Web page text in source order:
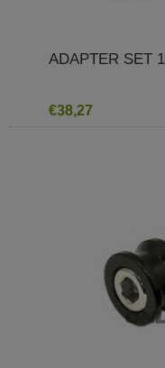
ADAPTER SET
€38,27